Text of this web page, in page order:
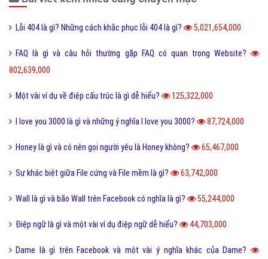
Lỗi 404 là gì? Những cách khắc phục lỗi 404 là gì? 5,021,654,000
FAQ là gì và câu hỏi thường gặp FAQ có quan trọng Website?
802,639,000
Một vài ví dụ về điệp cấu trúc là gì dễ hiểu? 125,322,000
I love you 3000 là gì và những ý nghĩa I love you 3000? 87,724,000
Honey là gì và có nên gọi người yêu là Honey không? 65,467,000
Sự khác biệt giữa File cứng và File mềm là gì? 63,742,000
Wall là gì và bão Wall trên Facebook có nghĩa là gì? 55,244,000
Điệp ngữ là gì và một vài ví dụ điệp ngữ dễ hiểu? 44,703,000
Dame là gì trên Facebook và một vài ý nghĩa khác của Dame?